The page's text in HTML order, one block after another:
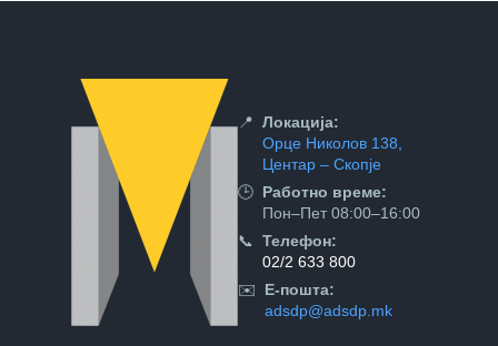
📍 Локација:
Орце Николов 138,
Центар – Скопје
🕒 Работно време:
Пон–Пет 08:00–16:00
📞 Телефон:
02/2 633 800
✉️
Е-пошта:
adsdp@adsdp.mk